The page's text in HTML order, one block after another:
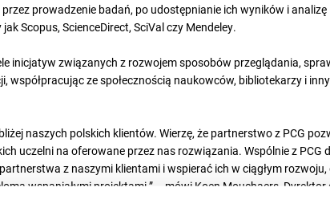
prowadzenie badań, po udostępnianie ich wyników i
Scopus, ScienceDirect, SciVal czy Mendeley.
inicjatyw związanych z rozwojem sposobów przeglądania,
współpracując ze społecznością naukowców, bibliotekarzy i
naszych polskich klientów. Wierzę, że partnerstwo z PCG
uczelni na oferowane przez nas rozwiązania. Wspólnie z PCG
z naszymi klientami i wspierać ich w ciągłym
wspaniałymi projektami.” – mówi Koen Mouchaers,